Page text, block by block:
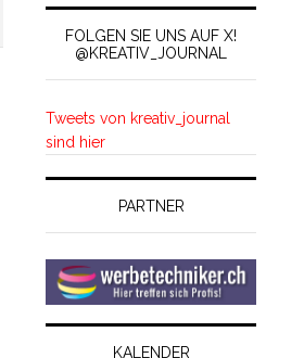
FOLGEN SIE UNS AUF X!
@KREATIV_JOURNAL
Tweets von kreativ_journal
sind hier
PARTNER
KALENDER